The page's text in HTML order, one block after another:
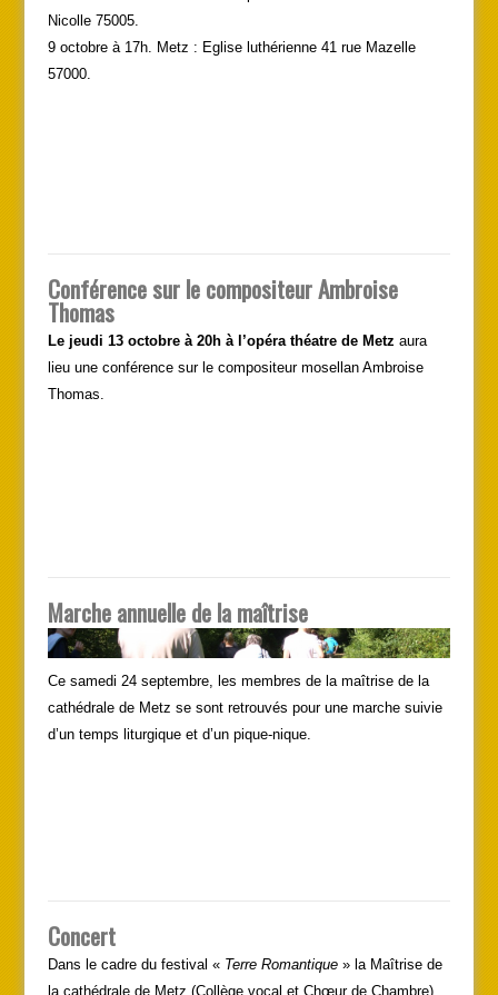
Nicolle 75005.
9 octobre à 17h. Metz : Eglise luthérienne 41 rue Mazelle
57000.
Conférence sur le compositeur Ambroise
Thomas
Le jeudi 13 octobre à 20h à l’opéra théatre de Metz aura
lieu une conférence sur le compositeur mosellan Ambroise
Thomas.
Marche annuelle de la maîtrise
Ce samedi 24 septembre, les membres de la maîtrise de la
cathédrale de Metz se sont retrouvés pour une marche suivie
d’un temps liturgique et d’un pique-nique.
Concert
Dans le cadre du festival « Terre Romantique» la Maîtrise de
la cathédrale de Metz (Collège vocal et Chœur de Chambre)